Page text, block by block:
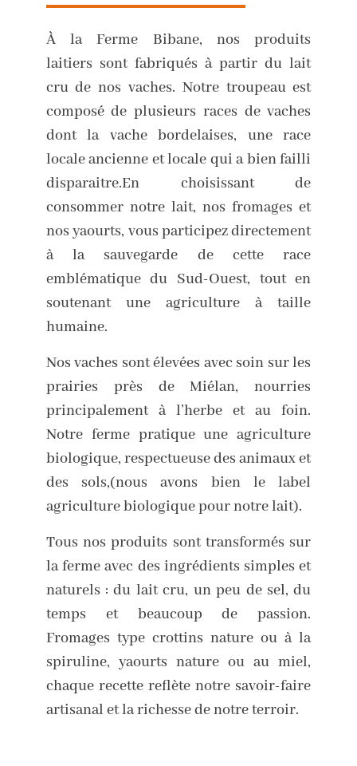
À la Ferme Bibane, nos produits
laitiers sont fabriqués à partir du lait
cru de nos vaches. Notre troupeau est
composé de plusieurs races de vaches
dont la vache bordelaises, une race
locale ancienne et locale qui a bien failli
disparaitre.En choisissant de
consommer notre lait, nos fromages et
nos yaourts, vous participez directement
à la sauvegarde de cette race
emblématique du Sud-Ouest, tout en
soutenant une agriculture à taille
humaine.
Nos vaches sont élevées avec soin sur les
prairies près de Miélan, nourries
principalement à l’herbe et au foin.
Notre ferme pratique une agriculture
biologique, respectueuse des animaux et
des sols,(nous avons bien le label
agriculture biologique pour notre lait).
Tous nos produits sont transformés sur
la ferme avec des ingrédients simples et
naturels : du lait cru, un peu de sel, du
temps et beaucoup de passion.
Fromages type crottins nature ou à la
spiruline, yaourts nature ou au miel,
chaque recette reflète notre savoir-faire
artisanal et la richesse de notre terroir.